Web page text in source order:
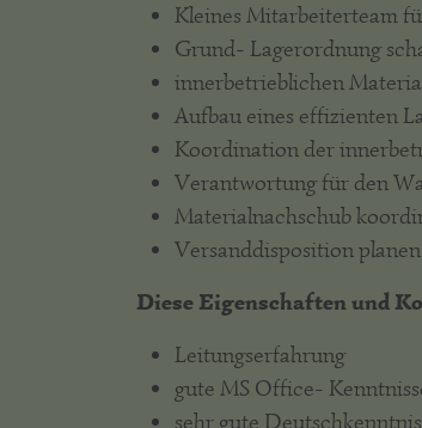
Kleines Mitarbeiterteam
Grund- Lagerordnung
innerbetrieblichen
Aufbau eines effizienten
Koordination der
Verantwortung für den
Materialnachschub
Versanddisposition
Diese Eigenschaften und
Leitungserfahrung
gute MS Office-
sehr gute